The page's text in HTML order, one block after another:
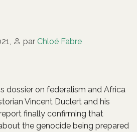
par Chloé Fabre
dossier on federalism and Africa
Vincent Duclert and his
finally confirming that
the genocide being prepared